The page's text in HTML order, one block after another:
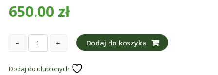
650.00 zł
−
miejska,
+ Dodaj do koszyka
Dodaj do ulubionych